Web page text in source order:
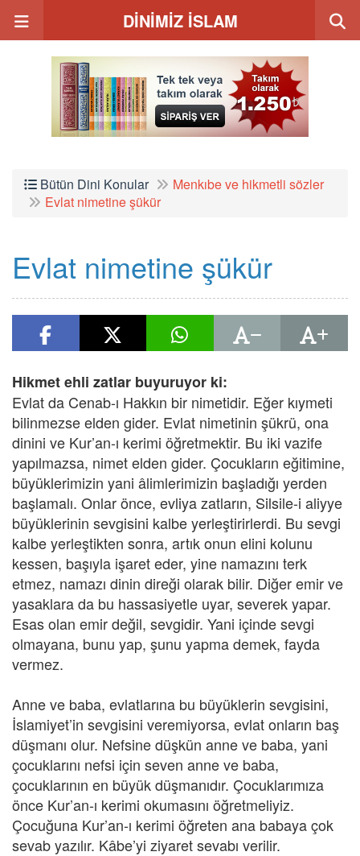
DİNİMİZ İSLAM
Bütün Dini Konular
Menkıbe ve hikmetli sözler
Evlat nimetine şükür
Evlat nimetine şükür
Hikmet ehli zatlar buyuruyor ki:
Evlat da Cenab-ı Hakkın bir nimetidir. Eğer kıymeti
bilinmezse elden gider. Evlat nimetinin şükrü, ona
dinini ve Kur’an-ı kerimi öğretmektir. Bu iki vazife
yapılmazsa, nimet elden gider. Çocukların eğitimine,
büyüklerimizin yani âlimlerimizin başladığı yerden
başlamalı. Onlar önce, evliya zatların, Silsile-i aliyye
büyüklerinin sevgisini kalbe yerleştirirlerdi. Bu sevgi
kalbe yerleştikten sonra, artık onun elini kolunu
kessen, başıyla işaret eder, yine namazını terk
etmez, namazı dinin direği olarak bilir. Diğer emir ve
yasaklara da bu hassasiyetle uyar, severek yapar.
Esas olan emir değil, sevgidir. Yani içinde sevgi
olmayana, bunu yap, şunu yapma demek, fayda
vermez.
Anne ve baba, evlatlarına bu büyüklerin sevgisini,
İslamiyet’in sevgisini veremiyorsa, evlat onların baş
düşmanı olur. Nefsine düşkün anne ve baba, yani
çocuklarını nefsi için seven anne ve baba,
çocuklarının en büyük düşmanıdır. Çocuklarımıza
önce Kur’an-ı kerimi okumasını öğretmeliyiz.
Çocuğuna Kur’an-ı kerimi öğreten ana babaya çok
sevab yazılır. Kâbe’yi ziyaret sevabı verilir.